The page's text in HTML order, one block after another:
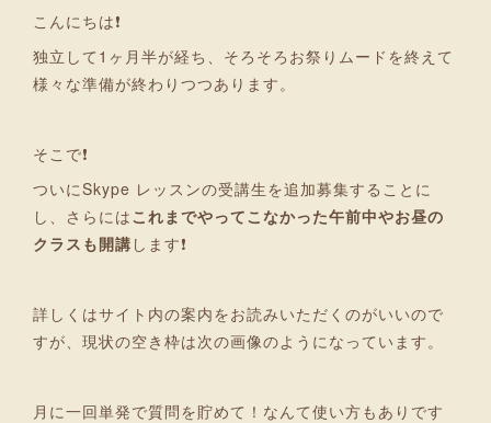
こんにちは❗
独立して1ヶ月半が経ち、そろそろお祭りムードを終えて
様々な準備が終わりつつあります。
そこで❗
ついにSkype レッスンの受講生を追加募集することに
し、さらにはこれまでやってこなかった午前中やお昼の
クラスも開講 します❗
詳しくはサイト内の案内をお読みいただくのがいいので
すが、現状の空き枠は次の画像のようになっています。
月に一回単発で質問を貯めて！なんて使い方もありです